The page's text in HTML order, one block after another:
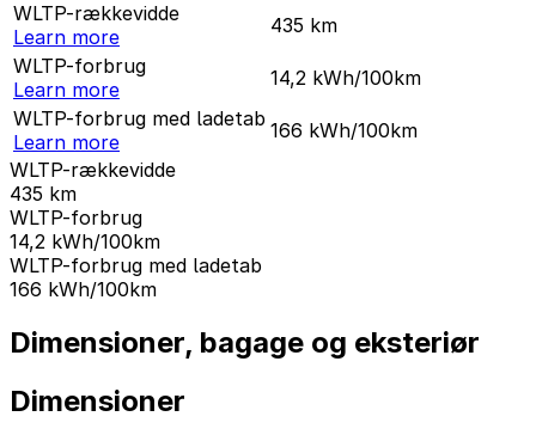
WLTP-rækkevidde
Learn more
435 km
WLTP-forbrug
Learn more
14,2 kWh/100km
WLTP-forbrug med ladetab
Learn more
166 kWh/100km
WLTP-rækkevidde
435 km
WLTP-forbrug
14,2 kWh/100km
WLTP-forbrug med ladetab
166 kWh/100km
Dimensioner, bagage og eksteriør
Dimensioner